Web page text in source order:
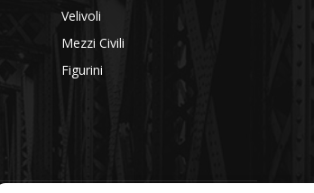
Velivoli
Mezzi Civili
Figurini